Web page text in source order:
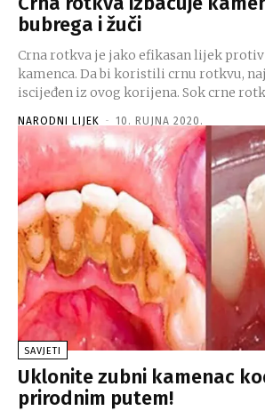
bubrega i žuči
Crna rotkva je jako efikasan lijek
kamenca. Da bi koristili crnu rotkvu,
iscijeđen iz ovog korijena. Sok crne
NARODNI LIJEK - 10. RUJNA 2020.
SAVJETI
Uklonite zubni kamenac
prirodnim putem!